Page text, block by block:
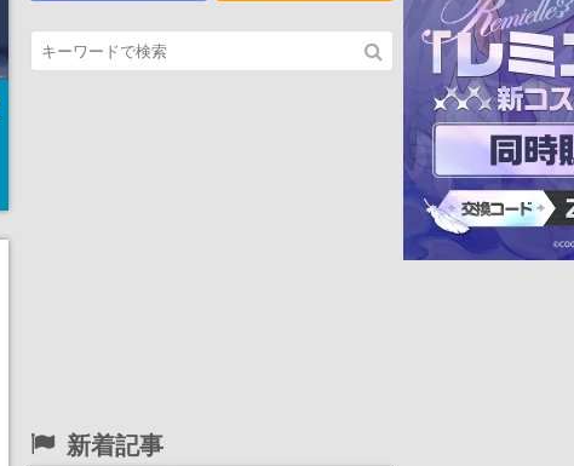
新着記事